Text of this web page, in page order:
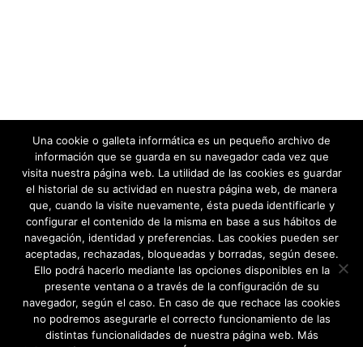
Una cookie o galleta informática es un pequeño archivo de
información que se guarda en su navegador cada vez que
visita nuestra página web. La utilidad de las cookies es guardar
el historial de su actividad en nuestra página web, de manera
que, cuando la visite nuevamente, ésta pueda identificarle y
configurar el contenido de la misma en base a sus hábitos de
navegación, identidad y preferencias. Las cookies pueden ser
aceptadas, rechazadas, bloqueadas y borradas, según desee.
Ello podrá hacerlo mediante las opciones disponibles en la
presente ventana o a través de la configuración de su
navegador, según el caso. En caso de que rechace las cookies
no podremos asegurarle el correcto funcionamiento de las
distintas funcionalidades de nuestra página web. Más